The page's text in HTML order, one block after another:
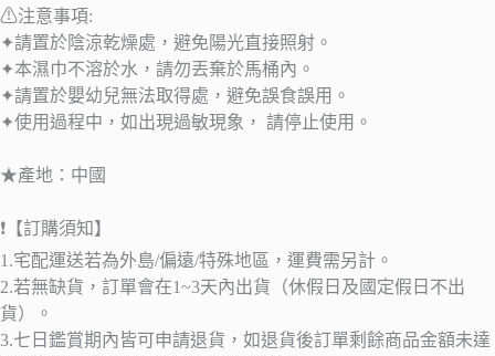
⚠注意事項:
✦請置於陰涼乾燥處，避免陽光直接照射。
✦本濕巾不溶於水，請勿丟棄於馬桶內。
✦請置於嬰幼兒無法取得處，避免誤食誤用。
✦使用過程中，如出現過敏現象， 請停止使用。
★產地：中國
❗【訂購須知】
1.宅配運送若為外島/偏遠/特殊地區，運費需另計。
2.若無缺貨，訂單會在1~3天內出貨（休假日及國定假日不出
貨）。
3.七日鑑賞期內皆可申請退貨，如退貨後訂單剩餘商品金額未達